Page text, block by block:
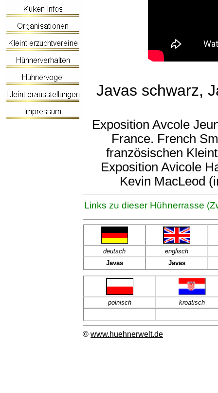
Javas schwarz,
Exposition Avcole
France. French
französischen
Exposition Avicole
Kevin MacLeod
Links zu dieser Hühnerrasse
deutsch
englisch
Javas
Javas
polnisch kroatisch
© www.huehnerwelt.de